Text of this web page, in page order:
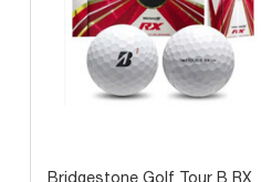
Bridgestone Golf Tour B RX